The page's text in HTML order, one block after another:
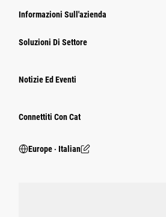
Informazioni Sull'azienda
Soluzioni Di Settore
Notizie Ed Eventi
Connettiti Con Cat
Europe ‧ Italian